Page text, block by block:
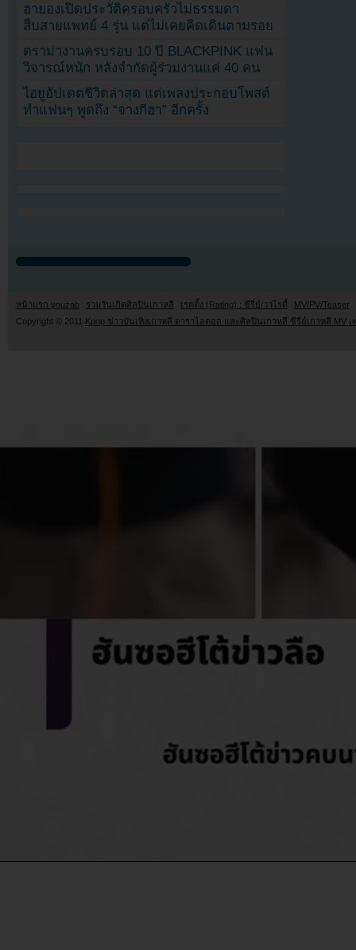
ฮายองเปิดประวัติครอบครัวไม่ธรรมดา
สืบสายแพทย์ 4 รุ่น แต่ไม่เคยคิดเดินตามรอย
ดราม่างานครบรอบ 10 ปี BLACKPINK แฟน
วิจารณ์หนัก หลังจำกัดผู้ร่วมงานแค่ 40 คน
ไอยูอัปเดตชีวิตล่าสุด แต่เพลงประกอบโพสต์
ทำแฟนๆ พูดถึง “จางกีฮา” อีกครั้ง
หน้าแรก youzab รวมวันเกิดศิลปินเกาหลี เรตติ้ง (Rating) : ซีรี่ย์/วาไรตี้
MV/PV/Teaser
Copyright © 2011 Kpop ข่าวบันเทิงเกาหลี ดาราไอดอล และศิลปินเกาหลี ซีรี่ย์เกาหลี MV